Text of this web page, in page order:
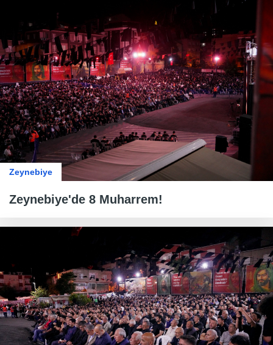
Zeynebiye
Zeynebiye'de 8 Muharrem!